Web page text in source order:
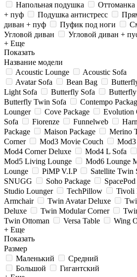
Напольная подушка
Оттоманка
+ пуф
Подушка антистресс
диван + пуф
Пуфик под ноги
Угловой диван
Угловой диван +
+ Еще
Показать
Название модели
Acoustic Lounge
Acoustic Sofa
Avatar Sofa
Bean Bag
Light Sofa
Butterfly Sofa
Butterfly Twin Sofa
Contempo
Lounger
Cove Package Evolution
Sofa
Fiorenze Funnelweb
Package
Maison Package Merino
Corner
Mod3 Movie Couch
Mod4 Corner Deluxe
Mod4 L Sofa
Mod5 Living Lounge
Mod6 Lounge
Lounge
PiMP V.I.P Satellite Twin
SNUGG
Soho Package SpacePod
Studio Lounger
TechPillow Tivoli
Armchair
Twin Avatar Deluxe
Deluxe
Twin Modular Corner
Twin Ottoman
Versa Table Wing
+ Еще
Показать
Размер
Маленький
Средний
Большой
Гигантский